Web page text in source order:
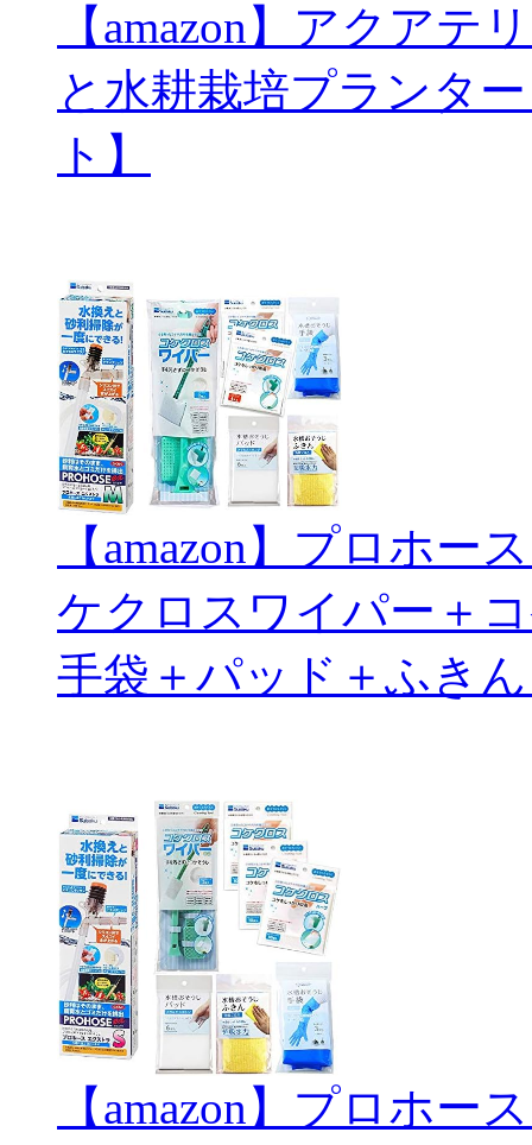
【amazon】アクアテ
と水耕栽培プランタ
ト】
【amazon】プロホ
ケクロスワイパー＋
手袋＋パッド＋ふき
【amazon】プロホー